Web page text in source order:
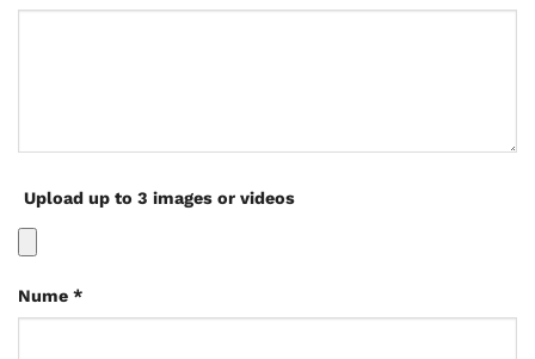
Upload up to 3 images or videos
Nume *